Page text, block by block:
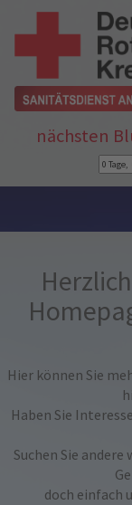
nächsten
Hier können Sie
Haben Sie
Suchen Sie
doch einfach